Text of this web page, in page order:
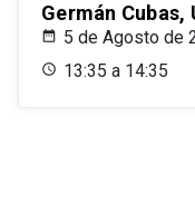
Germán
5 de Agosto de
13:35 a 14:35